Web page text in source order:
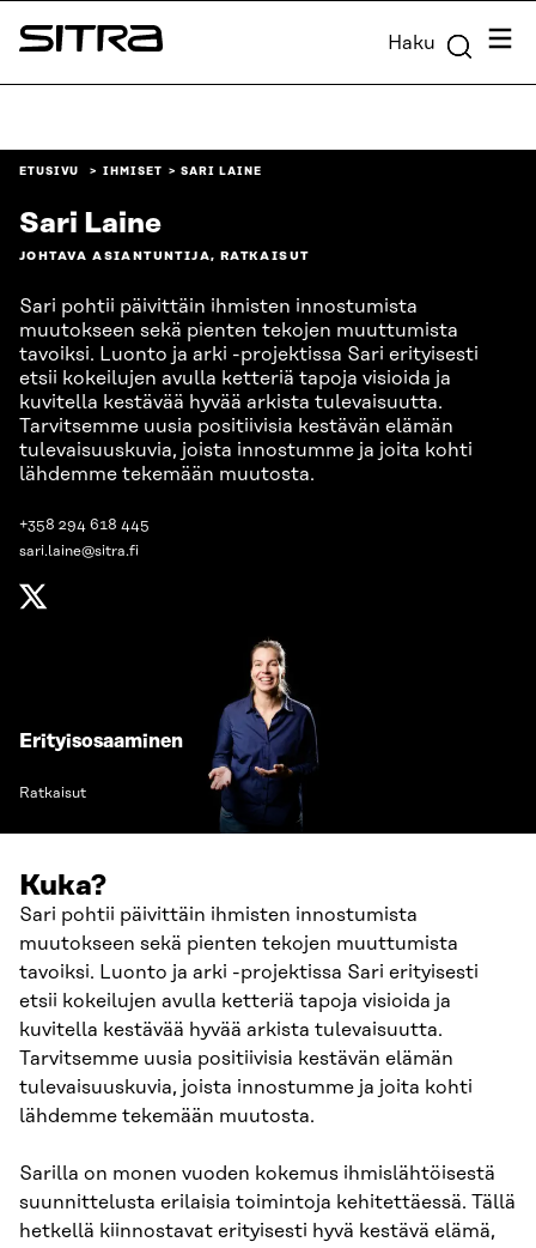
Siirry
suoraan
Sitra Haku
ETUSIVU IHMISET SARI LAINE
Sari Laine
JOHTAVA ASIANTUNTIJA, RATKAISUT
Sari pohtii päivittäin ihmisten innostumista
muutokseen sekä pienten tekojen muuttumista
tavoiksi. Luonto ja arki -projektissa Sari erityisesti
etsii kokeilujen avulla ketteriä tapoja visioida ja
kuvitella kestävää hyvää arkista tulevaisuutta.
Tarvitsemme uusia positiivisia kestävän elämän
tulevaisuuskuvia, joista innostumme ja joita kohti
lähdemme tekemään muutosta.
+358 294 618 445
sari.laine@sitra.fi
Erityisosaaminen
Ratkaisut
Kuka?
Sari pohtii päivittäin ihmisten innostumista
muutokseen sekä pienten tekojen muuttumista
tavoiksi. Luonto ja arki -projektissa Sari erityisesti
etsii kokeilujen avulla ketteriä tapoja visioida ja
kuvitella kestävää hyvää arkista tulevaisuutta.
Tarvitsemme uusia positiivisia kestävän elämän
tulevaisuuskuvia, joista innostumme ja joita kohti
lähdemme tekemään muutosta.
Sarilla on monen vuoden kokemus ihmislähtöisestä
suunnittelusta erilaisia toimintoja kehitettäessä. Tällä
hetkellä kiinnostavat erityisesti hyvä kestävä elämä,